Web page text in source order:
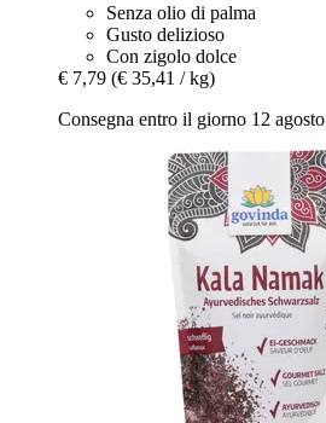
Senza olio di palma
Gusto delizioso
Con zigolo dolce
€ 7,79 (€ 35,41 / kg)
Consegna entro il giorno 12 agosto